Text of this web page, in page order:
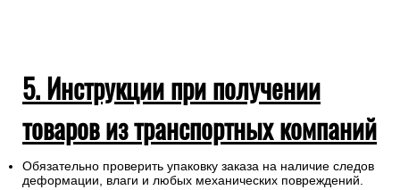
5. Инструкции при получении
товаров из транспортных компаний
Обязательно проверить упаковку заказа на наличие следов
деформации, влаги и любых механических повреждений.